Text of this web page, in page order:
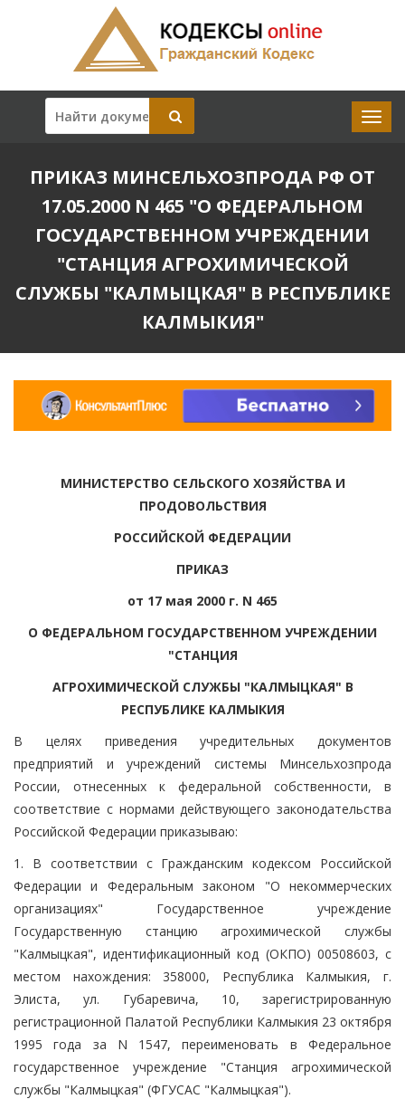
ПРИКАЗ МИНСЕЛЬХОЗПРОДА РФ ОТ
17.05.2000 N 465 "О ФЕДЕРАЛЬНОМ
ГОСУДАРСТВЕННОМ УЧРЕЖДЕНИИ
"СТАНЦИЯ АГРОХИМИЧЕСКОЙ
СЛУЖБЫ "КАЛМЫЦКАЯ" В РЕСПУБЛИКЕ
КАЛМЫКИЯ"
МИНИСТЕРСТВО СЕЛЬСКОГО ХОЗЯЙСТВА И
ПРОДОВОЛЬСТВИЯ
РОССИЙСКОЙ ФЕДЕРАЦИИ
ПРИКАЗ
от 17 мая 2000 г. N 465
О ФЕДЕРАЛЬНОМ ГОСУДАРСТВЕННОМ УЧРЕЖДЕНИИ
"СТАНЦИЯ
АГРОХИМИЧЕСКОЙ СЛУЖБЫ "КАЛМЫЦКАЯ" В
РЕСПУБЛИКЕ КАЛМЫКИЯ
В целях приведения учредительных документов
предприятий и учреждений системы Минсельхозпрода
России, отнесенных к федеральной собственности, в
соответствие с нормами действующего законодательства
Российской Федерации приказываю:
1. В соответствии с Гражданским кодексом Российской
Федерации и Федеральным законом "О некоммерческих
организациях" Государственное учреждение
Государственную станцию агрохимической службы
"Калмыцкая", идентификационный код (ОКПО) 00508603, с
местом нахождения: 358000, Республика Калмыкия, г.
Элиста, ул. Губаревича, 10, зарегистрированную
регистрационной Палатой Республики Калмыкия 23 октября
1995 года за N 1547, переименовать в Федеральное
государственное учреждение "Станция агрохимической
службы "Калмыцкая" (ФГУСАС "Калмыцкая").